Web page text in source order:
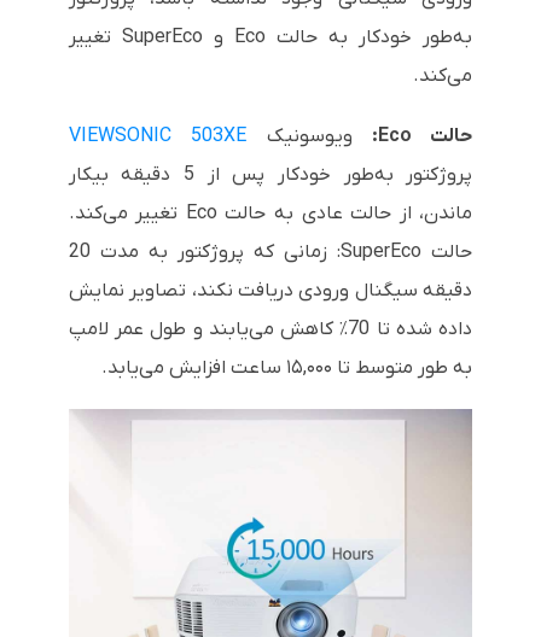
به‌طور خودکار به حالت Eco و SuperEco تغییر
می‌کند.
حالت Eco: ویوسونیک VIEWSONIC 503XE
پروژکتور به‌طور خودکار پس از 5 دقیقه بیکار
ماندن، از حالت عادی به حالت Eco تغییر می‌کند.
حالت SuperEco: زمانی که پروژکتور به مدت 20
دقیقه سیگنال ورودی دریافت نکند، تصاویر نمایش
داده شده تا 70٪ کاهش می‌یابند و طول عمر لامپ
به طور متوسط تا ۱۵,۰۰۰ ساعت افزایش می‌یابد.